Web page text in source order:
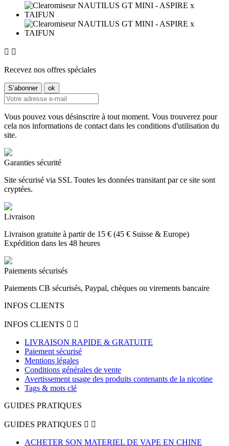
 
Recevez nos offres spéciales
Vous pouvez vous désinscrire à tout moment. Vous trouverez pour
cela nos informations de contact dans les conditions d'utilisation du
site.
Garanties sécurité
Site sécurisé via SSL Toutes les données transitant par ce site sont
cryptées.
Livraison
Livraison gratuite à partir de 15 € (45 € Suisse & Europe)
Expédition dans les 48 heures
Paiements sécurisés
Paiements CB sécurisés, Paypal, chèques ou virements bancaire
INFOS CLIENTS
INFOS CLIENTS  
LIVRAISON RAPIDE & GRATUITE
Paiement sécurisé
Mentions légales
Conditions générales de vente
Avertissement usage des produits contenants de la nicotine
Tags & mots clé
GUIDES PRATIQUES
GUIDES PRATIQUES  
ACHETER SON MATERIEL DE VAPE EN CHINE